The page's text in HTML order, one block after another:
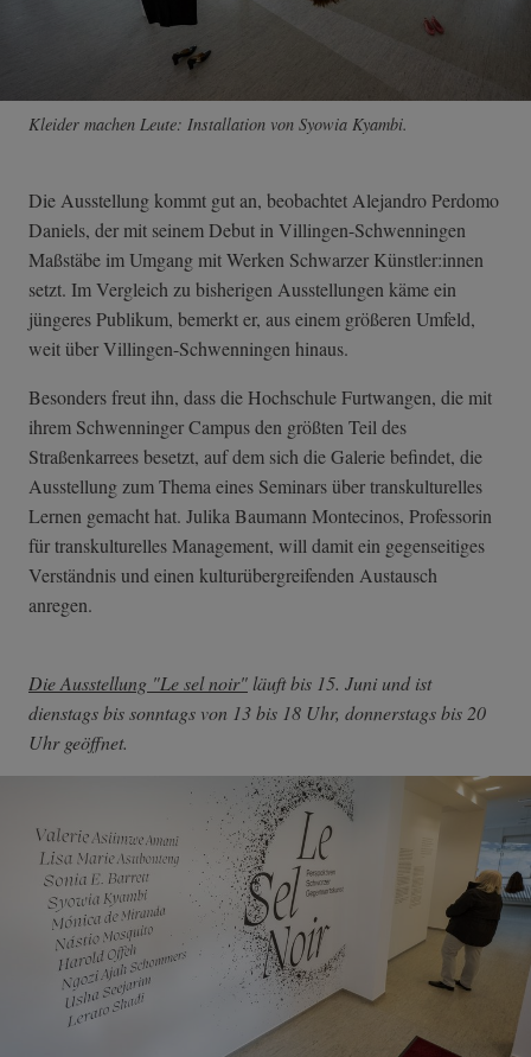
Kleider machen Leute: Installation von Syowia Kyambi.
Die Ausstellung kommt gut an, beobachtet Alejandro Perdomo
Daniels, der mit seinem Debut in Villingen-Schwenningen
Maßstäbe im Umgang mit Werken Schwarzer Künstler:innen
setzt. Im Vergleich zu bisherigen Ausstellungen käme ein
jüngeres Publikum, bemerkt er, aus einem größeren Umfeld,
weit über Villingen-Schwenningen hinaus.
Besonders freut ihn, dass die Hochschule Furtwangen, die mit
ihrem Schwenninger Campus den größten Teil des
Straßenkarrees besetzt, auf dem sich die Galerie befindet, die
Ausstellung zum Thema eines Seminars über transkulturelles
Lernen gemacht hat. Julika Baumann Montecinos, Professorin
für transkulturelles Management, will damit ein gegenseitiges
Verständnis und einen kulturübergreifenden Austausch
anregen.
Die Ausstellung "Le sel noir" läuft bis 15. Juni und ist
dienstags bis sonntags von 13 bis 18 Uhr, donnerstags bis 20
Uhr geöffnet.